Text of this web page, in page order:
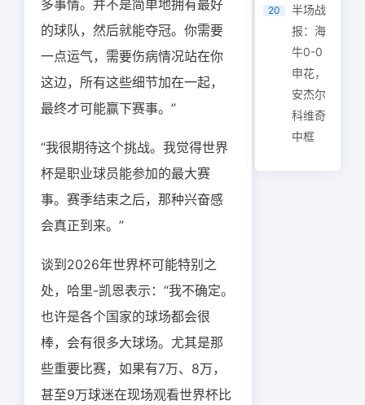
多事情。并不是简单地拥有最好
的球队，然后就能夺冠。你需要
一点运气，需要伤病情况站在你
这边，所有这些细节加在一起，
最终才可能赢下赛事。”
“我很期待这个挑战。我觉得世界
杯是职业球员能参加的最大赛
事。赛季结束之后，那种兴奋感
会真正到来。”
谈到2026年世界杯可能特别之
处，哈里-凯恩表示：“我不确定。
也许是各个国家的球场都会很
棒，会有很多大球场。尤其是那
些重要比赛，如果有7万、8万，
甚至9万球迷在现场观看世界杯比
20
半场战
报：海
牛0-0
申花，
安杰尔
科维奇
中框